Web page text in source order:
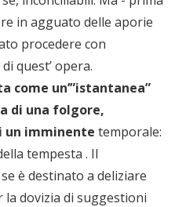
in agguato delle aporie
procedere con
quest’ opera.
come un’”istantanea”
di una folgore,
un imminente temporale:
tempesta . Il
è destinato a deliziare
la dovizia di suggestioni